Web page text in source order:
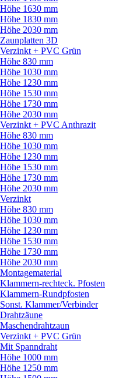
Höhe 1630 mm
Höhe 1830 mm
Höhe 2030 mm
Zaunplatten 3D
Verzinkt + PVC Grün
Höhe 830 mm
Höhe 1030 mm
Höhe 1230 mm
Höhe 1530 mm
Höhe 1730 mm
Höhe 2030 mm
Verzinkt + PVC Anthrazit
Höhe 830 mm
Höhe 1030 mm
Höhe 1230 mm
Höhe 1530 mm
Höhe 1730 mm
Höhe 2030 mm
Verzinkt
Höhe 830 mm
Höhe 1030 mm
Höhe 1230 mm
Höhe 1530 mm
Höhe 1730 mm
Höhe 2030 mm
Montagematerial
Klammern-rechteck. Pfosten
Klammern-Rundpfosten
Sonst. Klammer/Verbinder
Drahtzäune
Maschendrahtzaun
Verzinkt + PVC Grün
Mit Spanndraht
Höhe 1000 mm
Höhe 1250 mm